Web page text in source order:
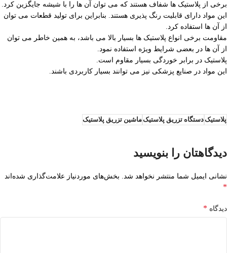
برخی از پلاستیک ها شفاف هستند که می توان آن ها را با شیشه جایگزین کرد.
این مواد دارای قابلیت رنگ‌ پذیری هستند. بنابراین برای تولید قطعات می توان
از آن ها استفاده کرد.
مقاومت برخی انواع پلاستیک ها بسیار بالا می باشد، به همین خاطر می توان
از آن ها در بعضی شرایط ویژه استفاده نمود.
پلاستیک در برابر خوردگی بسیار مقاوم است.
این مواد در صنایع پزشکی نیز می توانند بسیار کاربردی باشند.
پلاستیکدستگاه تزریق پلاستیکماشین تزریق پلاستیک
دیدگاهتان را بنویسید
نشانی ایمیل شما منتشر نخواهد شد. بخش‌های موردنیاز علامت‌گذاری شده‌اند
*
دیدگاه *